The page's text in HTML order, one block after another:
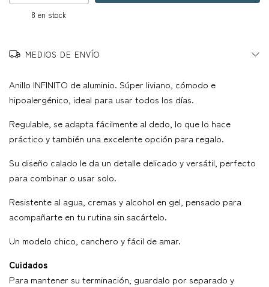
8 en stock
MEDIOS DE ENVÍO
Anillo INFINITO de aluminio. Súper liviano, cómodo e
hipoalergénico, ideal para usar todos los días.
Regulable, se adapta fácilmente al dedo, lo que lo hace
práctico y también una excelente opción para regalo.
Su diseño calado le da un detalle delicado y versátil, perfecto
para combinar o usar solo.
Resistente al agua, cremas y alcohol en gel, pensado para
acompañarte en tu rutina sin sacártelo.
Un modelo chico, canchero y fácil de amar.
Cuidados
Para mantener su terminación, guardalo por separado y